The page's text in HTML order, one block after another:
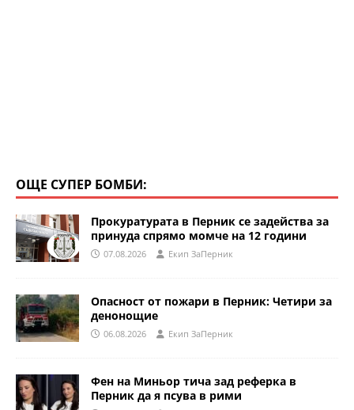
ОЩЕ СУПЕР БОМБИ:
Прокуратурата в Перник се задейства за
принуда спрямо момче на 12 години
07.08.2026 Eкип ЗаПерник
Опасност от пожари в Перник: Четири за
денонощие
06.08.2026 Eкип ЗаПерник
Фен на Миньор тича зад реферка в
Перник да я псува в рими